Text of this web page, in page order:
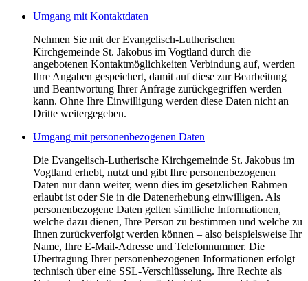
Umgang mit Kontaktdaten
Nehmen Sie mit der Evangelisch-Lutherischen
Kirchgemeinde St. Jakobus im Vogtland durch die
angebotenen Kontaktmöglichkeiten Verbindung auf, werden
Ihre Angaben gespeichert, damit auf diese zur Bearbeitung
und Beantwortung Ihrer Anfrage zurückgegriffen werden
kann. Ohne Ihre Einwilligung werden diese Daten nicht an
Dritte weitergegeben.
Umgang mit personenbezogenen Daten
Die Evangelisch-Lutherische Kirchgemeinde St. Jakobus im
Vogtland erhebt, nutzt und gibt Ihre personenbezogenen
Daten nur dann weiter, wenn dies im gesetzlichen Rahmen
erlaubt ist oder Sie in die Datenerhebung einwilligen. Als
personenbezogene Daten gelten sämtliche Informationen,
welche dazu dienen, Ihre Person zu bestimmen und welche zu
Ihnen zurückverfolgt werden können – also beispielsweise Ihr
Name, Ihre E-Mail-Adresse und Telefonnummer. Die
Übertragung Ihrer personenbezogenen Informationen erfolgt
technisch über eine SSL-Verschlüsselung. Ihre Rechte als